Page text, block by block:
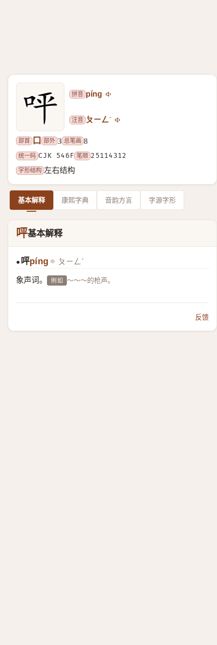
拼音 píng
注音 ㄆㄧㄥˊ
部首 口 部外 3 总笔画 8
统一码 CJK 546F 笔顺 25114312
字形结构 左右结构
基本解释 康熙字典 音韵方言 字源字形
呯基本解释
● 呯píng ㄆㄧㄥˊ
象声词。 例如 ～～～的枪声。
反馈